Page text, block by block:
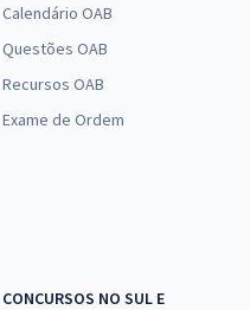
Calendário OAB
Questões OAB
Recursos OAB
Exame de Ordem
CONCURSOS NO SUL E